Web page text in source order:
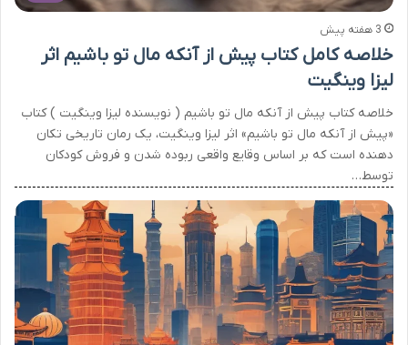
3 هفته پیش
خلاصه کامل کتاب پیش از آنکه مال تو باشیم اثر
لیزا وینگیت
خلاصه کتاب پیش از آنکه مال تو باشیم ( نویسنده لیزا وینگیت ) کتاب
«پیش از آنکه مال تو باشیم» اثر لیزا وینگیت، یک رمان تاریخی تکان
دهنده است که بر اساس وقایع واقعی ربوده شدن و فروش کودکان
توسط…